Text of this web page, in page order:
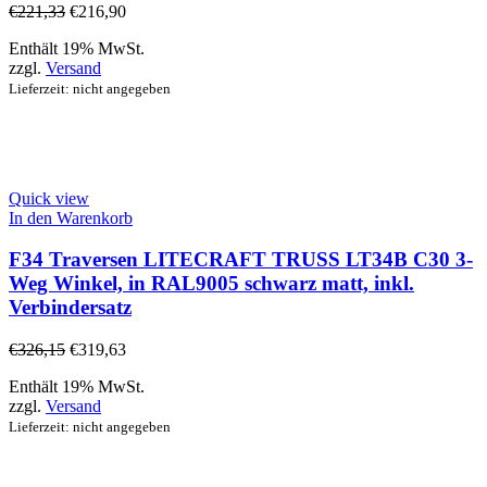
€221,33 €216,90
Enthält 19% MwSt.
zzgl. Versand
Lieferzeit: nicht angegeben
Quick view
In den Warenkorb
F34 Traversen LITECRAFT TRUSS LT34B C30 3-
Weg Winkel, in RAL9005 schwarz matt, inkl.
Verbindersatz
€326,15 €319,63
Enthält 19% MwSt.
zzgl. Versand
Lieferzeit: nicht angegeben